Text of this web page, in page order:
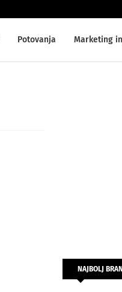
Potovanja Marketing
NAJBOLJ